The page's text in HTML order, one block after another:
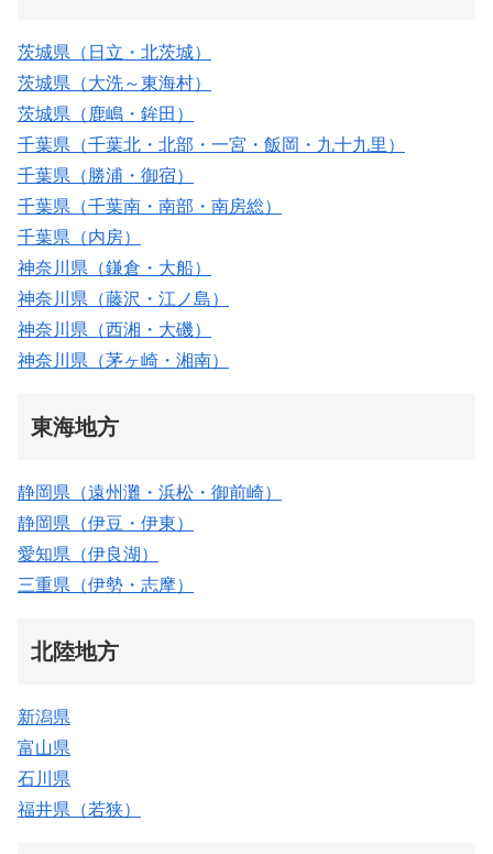
茨城県（日立・北茨城）
茨城県（大洗～東海村）
茨城県（鹿嶋・鉾田）
千葉県（千葉北・北部・一宮・飯岡・九十九里）
千葉県（勝浦・御宿）
千葉県（千葉南・南部・南房総）
千葉県（内房）
神奈川県（鎌倉・大船）
神奈川県（藤沢・江ノ島）
神奈川県（西湘・大磯）
神奈川県（茅ヶ崎・湘南）
東海地方
静岡県（遠州灘・浜松・御前崎）
静岡県（伊豆・伊東）
愛知県（伊良湖）
三重県（伊勢・志摩）
北陸地方
新潟県
富山県
石川県
福井県（若狭）